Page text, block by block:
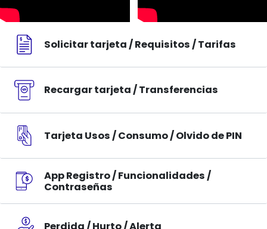
Solicitar tarjeta / Requisitos / Tarifas
Recargar tarjeta / Transferencias
Tarjeta Usos / Consumo / Olvido de PIN
App Registro / Funcionalidades /
Contraseñas